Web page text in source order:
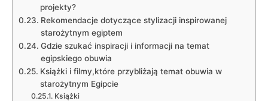
projekty?
Rekomendacje dotyczące stylizacji⁣ inspirowanej
starożytnym egiptem
Gdzie szukać inspiracji i informacji na temat
egipskiego obuwia
Książki i​ filmy,które przybliżają ​temat obuwia w
starożytnym Egipcie
Książki